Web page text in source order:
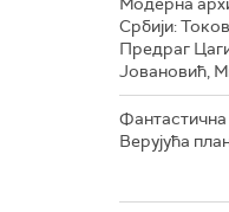
Србији:
Предраг
Јовановић,
Фантастична
Верујућа